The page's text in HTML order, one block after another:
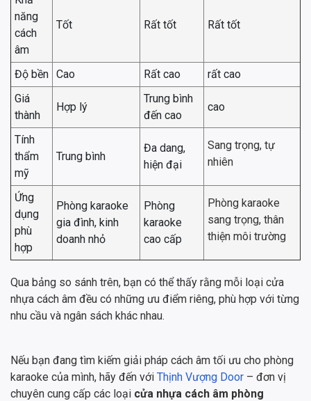
năng
cách
âm
Tốt Rất tốt Rất tốt
Độ bền Cao Rất cao
rất cao
Giá
thành
Hợp lý
Trung bình
đến cao
cao
Tính
thẩm
mỹ
Trung bình
Đa dang,
hiện đại
Sang trọng, tự
nhiên
Ứng
dụng
phù
hợp
Phòng karaoke
gia đình, kinh
doanh nhỏ
Phòng
karaoke
cao cấp
Phòng karaoke
sang trọng, thân
thiện môi trường
Qua bảng so sánh trên, bạn có thể thấy rằng mỗi loại cửa
nhựa cách âm đều có những ưu điểm riêng, phù hợp với từng
nhu cầu và ngân sách khác nhau.
Nếu bạn đang tìm kiếm giải pháp cách âm tối ưu cho phòng
karaoke của mình, hãy đến với Thịnh Vượng Door – đơn vị
chuyên cung cấp các loại cửa nhựa cách âm phòng